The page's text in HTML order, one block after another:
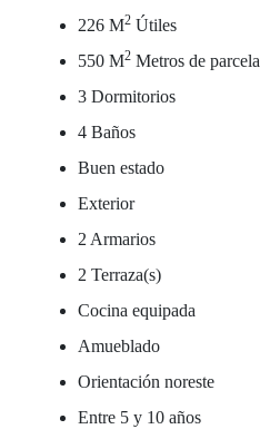
226 M2 Útiles
550 M2 Metros de parcela
3 Dormitorios
4 Baños
Buen estado
Exterior
2 Armarios
2 Terraza(s)
Cocina equipada
Amueblado
Orientación noreste
Entre 5 y 10 años